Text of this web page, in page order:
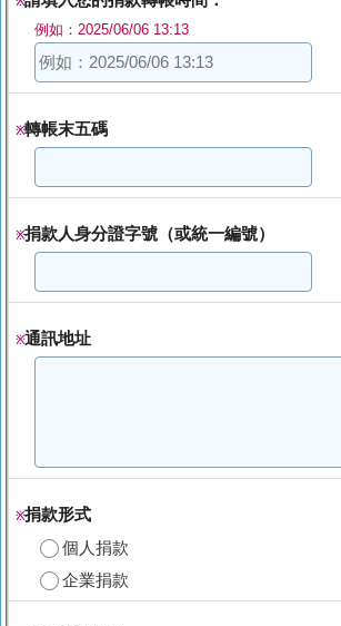
例如：2025/06/06 13:13
※轉帳末五碼
※捐款人身分證字號（或統一編號）
※通訊地址
※捐款形式
個人捐款
企業捐款